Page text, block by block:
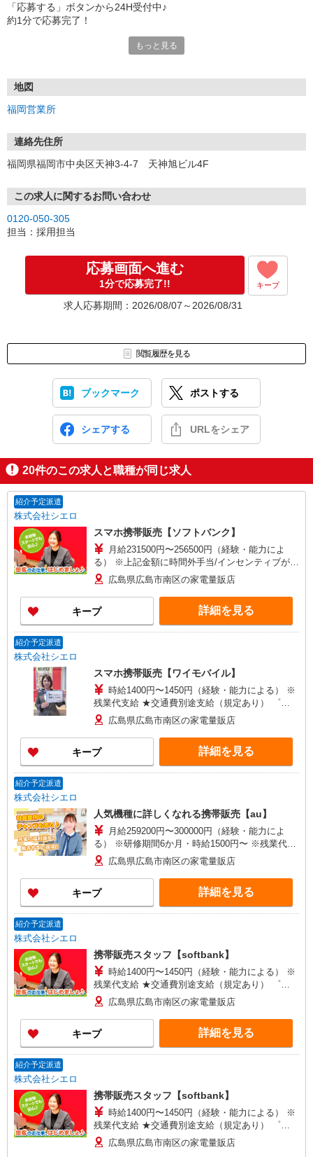
「応募する」ボタンから24H受付中♪
約1分で応募完了！
①応募から3営業日を目安に、メールorお電話でご連絡します。
★スマホでWEB面接（LINEなど）・出張面接・事務所面接と選べま
す
③面接実施（履歴書不要）
※ご希望があれば、職場見学の調整もOKです！
お気軽にご応募ください♪
もっと見る
地図
福岡営業所
連絡先住所
福岡県福岡市中央区天神3-4-7 天神旭ビル4F
この求人に関するお問い合わせ
0120-050-305
担当：採用担当
応募画面へ進む
1分で応募完了!! キープ
求人応募期間：2026/08/07～2026/08/31
閲覧履歴を見る
ブックマーク ポストする
シェアする URLをシェア
20件のこの求人と職種が同じ求人
紹介予定派遣
株式会社シエロ
スマホ携帯販売【ソフトバンク】
月給231500円〜256500円（経験・能力によ
る） ※上記金額に時間外手当/インセンティブが加
算・賞与あり・時間外手当あり（平均残業時間：
10h/月）・地域手当/職能手当あり・Workstyle支
援金（4000円/月）あり・実績によりインセンティ
ブあり ★交通費別途支給（規定あり） ゜+゜・。
○。・゜+゜・。○。・゜+゜ 入社祝い金10万円支
広島県広島市南区の家電量販店
キープ 詳細を見る
紹介予定派遣
株式会社シエロ
スマホ携帯販売【ワイモバイル】
時給1400円〜1450円（経験・能力による） ※
残業代支給 ★交通費別途支給（規定あり） ゜
+゜・。○。・゜+゜・。○。・゜+゜ 入社祝い金10
万円支給(規定有) お友達を紹介頂くと, インセンテ
ィブ支給(規定有) ★月2回払い・週払い可能（規程
有）★ ゜・。○。・゜+゜・。○。・゜+゜
広島県広島市南区の家電量販店
キープ 詳細を見る
紹介予定派遣
株式会社シエロ
人気機種に詳しくなれる携帯販売【au】
月給259200円〜300000円（経験・能力によ
る） ※研修期間6か月・時給1500円〜 ※残業代支
給 ★交通費別途支給（規定あり） ゜+゜・。
○。・゜+゜・。○。・゜+゜ 入社祝い金10万円支
給(規定有) お友達を紹介頂くと, インセンティブ支
給(規定有) ゜・。○。・゜+゜・。○。・゜+゜
広島県広島市南区の家電量販店
キープ 詳細を見る
紹介予定派遣
株式会社シエロ
携帯販売スタッフ【softbank】
時給1400円〜1450円（経験・能力による） ※
残業代支給 ★交通費別途支給（規定あり） ゜
+゜・。○。・゜+゜・。○。・゜+゜ 入社祝い金10
万円支給(規定有) お友達を紹介頂くと, インセンテ
ィブ支給(規定有) ★月2回払い・週払い可能（規程
有）★ ゜・。○。・゜+゜・。○。・゜+゜
広島県広島市南区の家電量販店
キープ 詳細を見る
紹介予定派遣
株式会社シエロ
携帯販売スタッフ【softbank】
時給1400円〜1450円（経験・能力による） ※
残業代支給 ★交通費別途支給（規定あり） ゜
+゜・。○。・゜+゜・。○。・゜+゜ 入社祝い金10
万円支給(規定有) お友達を紹介頂くと, インセンテ
広島県広島市南区の家電量販店